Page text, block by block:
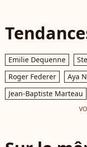
Emilie Dequenne
Roger Federer
Aya
Jean-Baptiste Marteau